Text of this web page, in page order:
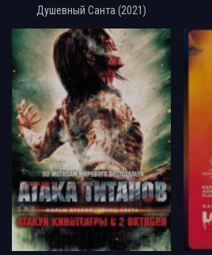
Душевный Санта (2021)